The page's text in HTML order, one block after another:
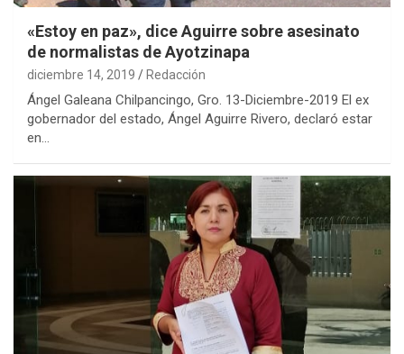
«Estoy en paz», dice Aguirre sobre asesinato
de normalistas de Ayotzinapa
diciembre 14, 2019 Redacción
Ángel Galeana Chilpancingo, Gro. 13-Diciembre-2019 El ex
gobernador del estado, Ángel Aguirre Rivero, declaró estar
en…